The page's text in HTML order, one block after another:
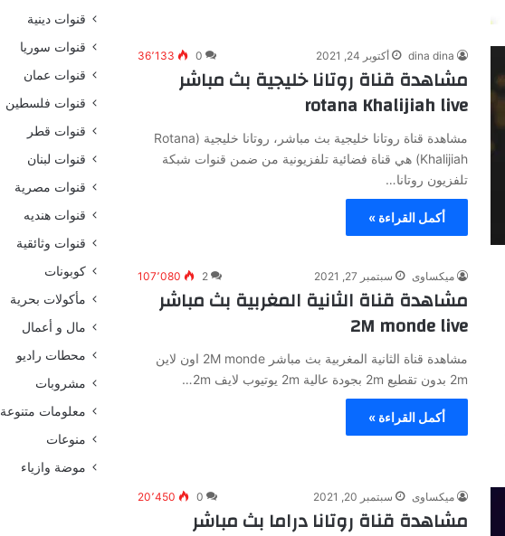
dina dina أكتوبر 24, 2021 0 36٬133
مشاهدة قناة روتانا خليجية بث مباشر
rotana Khalijiah live
مشاهدة قناة روتانا خليجية بث مباشر، روتانا خليجية (Rotana
Khalijiah) هي قناة فضائية تلفزيونية من ضمن قنوات شبكة
تلفزيون روتانا…
أكمل القراءة »
ميكساوى سبتمبر 27, 2021 2 107٬080
مشاهدة قناة الثانية المغربية بث مباشر
2M monde live
مشاهدة قناة الثانية المغربية بث مباشر 2M monde اون لاين
2m بدون تقطيع 2m بجودة عالية 2m يوتيوب لايف 2m…
أكمل القراءة »
ميكساوى سبتمبر 20, 2021 0 20٬450
مشاهدة قناة روتانا دراما بث مباشر
قنوات دينية
قنوات سوريا
قنوات عمان
قنوات فلسطين
قنوات قطر
قنوات لبنان
قنوات مصرية
قنوات هنديه
قنوات وثائقية
كوبونات
مأكولات بحرية
مال و أعمال
محطات راديو
مشروبات
معلومات متنوعة
منوعات
موضة وازياء